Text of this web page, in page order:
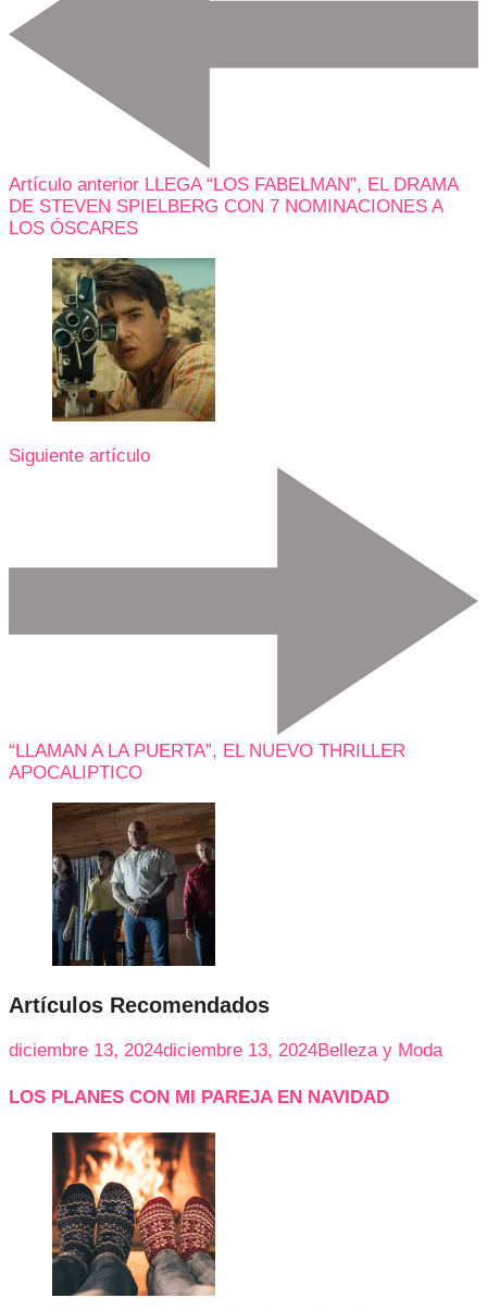
Artículo anterior LLEGA “LOS FABELMAN”, EL DRAMA
DE STEVEN SPIELBERG CON 7 NOMINACIONES A
LOS ÓSCARES
Siguiente artículo
“LLAMAN A LA PUERTA”, EL NUEVO THRILLER
APOCALIPTICO
Artículos Recomendados
diciembre 13, 2024diciembre 13, 2024Belleza y Moda
LOS PLANES CON MI PAREJA EN NAVIDAD